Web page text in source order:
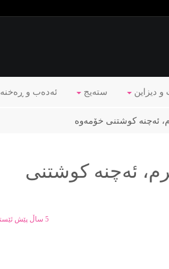
ئه‌ده‌ب و ڕه‌خنه‌ ستەیج و دیزاین
ئه‌چنه‌ كوشتنی خۆمه‌وه‌
ئه‌چنه‌ كوشتنی
5 ساڵ پێش ئێستا